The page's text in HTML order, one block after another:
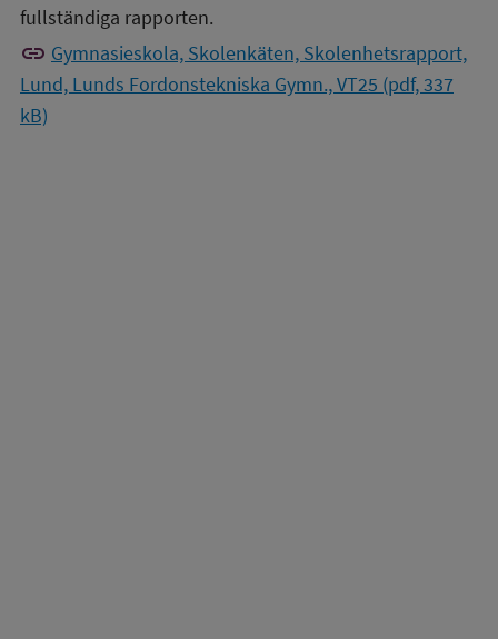
fullständiga rapporten.
link Gymnasieskola, Skolenkäten, Skolenhetsrapport,
Lund, Lunds Fordonstekniska Gymn., VT25 (pdf, 337
kB)